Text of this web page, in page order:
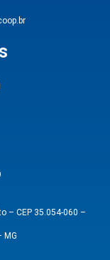
– CEP 35.054-060 –
MG